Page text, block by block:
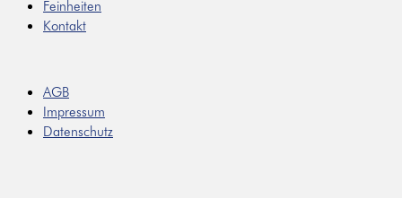
Feinheiten
Kontakt
AGB
Impressum
Datenschutz